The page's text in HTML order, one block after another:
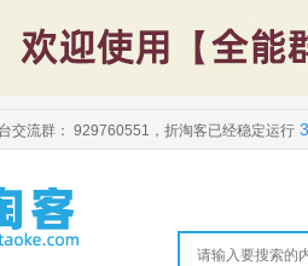
交流群： 929760551 ，折淘客已经稳定运行